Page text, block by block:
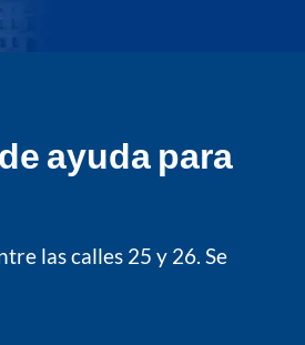
ayuda para
las calles 25 y 26. Se